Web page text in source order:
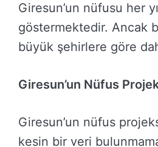
Giresun’un nüfusu her
göstermektedir. Ancak
büyük şehirlere göre
Giresun’un Nüfus
Giresun’un nüfus
kesin bir veri